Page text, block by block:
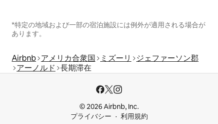
*特定の地域および一部の宿泊施設には例外が適用される場合が
あります。
Airbnb アメリカ合衆国 ミズーリ
ジェファーソン郡
アーノルド 長期滞在
© 2026 Airbnb, Inc.
プライバシー
利用規約